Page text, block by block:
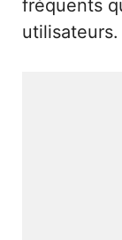
fréquents
utilisateurs.